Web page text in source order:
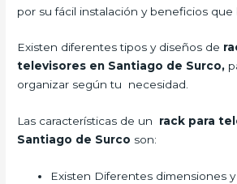
por su fácil instalación y beneficios que
Existen diferentes tipos y diseños de
televisores en Santiago de Surco,
organizar según tu necesidad.
Las características de un rack para
Santiago de Surco son:
Existen Diferentes dimensiones